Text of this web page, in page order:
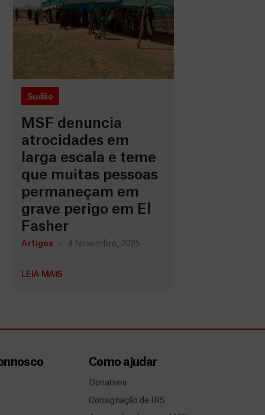
Sudão
MSF denuncia
atrocidades em
larga escala e teme
que muitas pessoas
permaneçam em
grave perigo em El
Fasher
Artigos 4 Novembro, 2025
LEIA MAIS
Como ajudar
Donativos
Consignação de IRS